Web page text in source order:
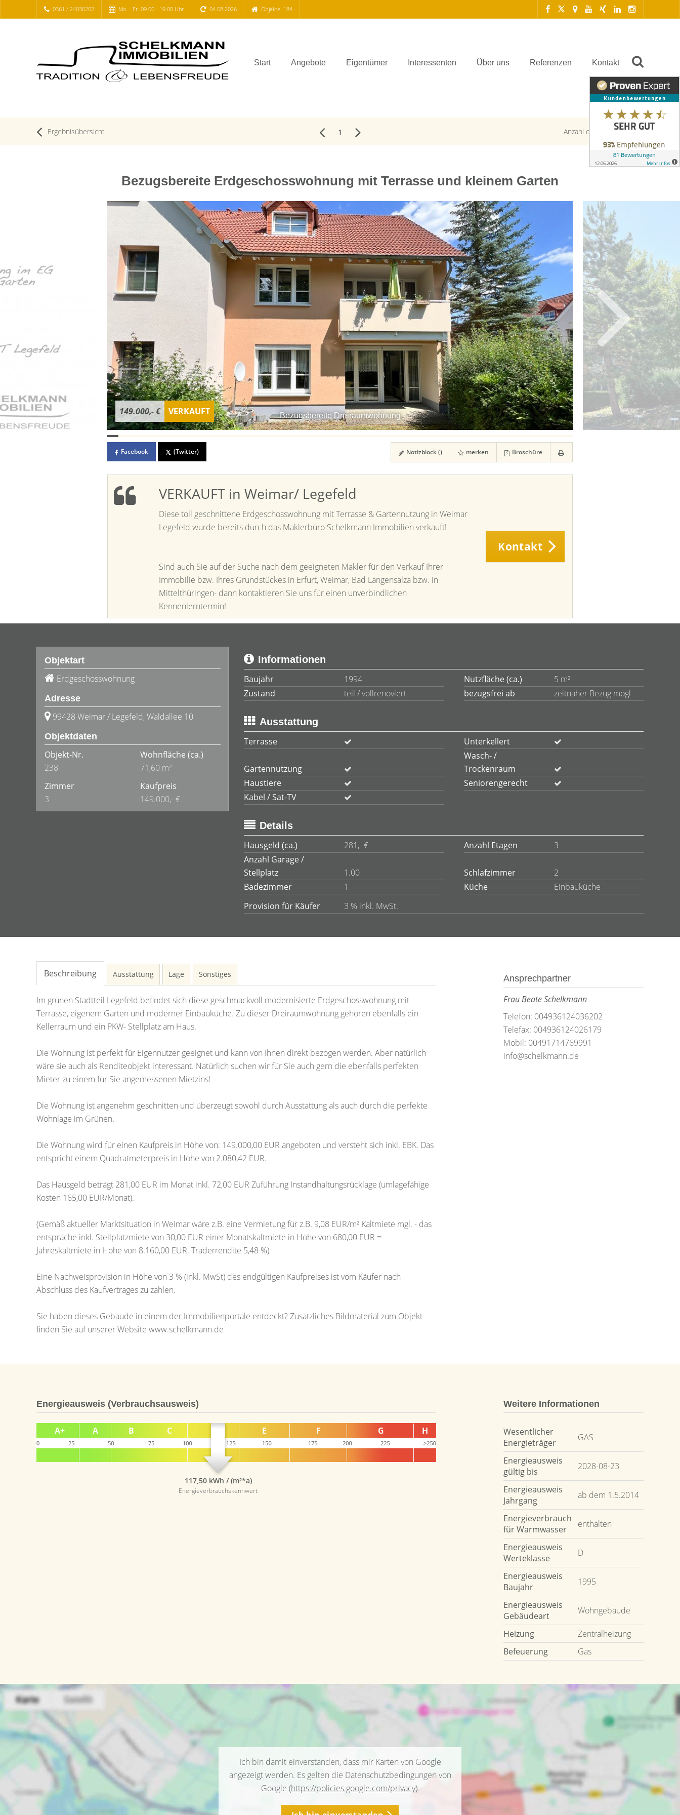
0361 / 24036202 Mo. - Fr. 09.00 - 19.00 Uhr 04.08.2026 Objekte: 184
Start Angebote Eigentümer Interessenten Über uns Referenzen Kontakt
Ergebnisübersicht 1 Anzahl der Objekte: 1 | 1
Bezugsbereite Erdgeschosswohnung mit Terrasse und kleinem Garten
Bezugsbereite Dreiraumwohnung
149.000,- € VERKAUFT
Facebook (Twitter) Notizblock () merken Broschüre
VERKAUFT in Weimar/ Legefeld
Diese toll geschnittene Erdgeschosswohnung mit Terrasse & Gartennutzung in Weimar
Legefeld wurde bereits durch das Maklerbüro Schelkmann Immobilien verkauft!
Sind auch Sie auf der Suche nach dem geeigneten Makler für den Verkauf Ihrer
Immobilie bzw. Ihres Grundstückes in Erfurt, Weimar, Bad Langensalza bzw. in
Mittelthüringen- dann kontaktieren Sie uns für einen unverbindlichen
Kennenlerntermin!
Kontakt
Objektart
Erdgeschosswohnung
Adresse
99428 Weimar / Legefeld, Waldallee 10
Objektdaten
Objekt-Nr.
238
Wohnfläche (ca.)
71,60 m²
Zimmer
3
Kaufpreis
149.000,- €
Informationen
Baujahr
1994 Nutzfläche (ca.)
5 m²
Zustand
teil / vollrenoviert bezugsfrei ab zeitnaher Bezug mögl
Ausstattung
Terrasse
Unterkellert
Gartennutzung
Wasch- /
Trockenraum
Haustiere
Seniorengerecht
Kabel / Sat-TV
Details
Hausgeld (ca.)
281,- € Anzahl Etagen
3
Anzahl Garage /
Stellplatz
1.00 Schlafzimmer
2
Badezimmer
1 Küche
Einbauküche
Provision für Käufer
3 % inkl. MwSt.
Beschreibung Ausstattung Lage Sonstiges
Im grünen Stadtteil Legefeld befindet sich diese geschmackvoll modernisierte Erdgeschosswohnung mit
Terrasse, eigenem Garten und moderner Einbauküche. Zu dieser Dreiraumwohnung gehören ebenfalls ein
Kellerraum und ein PKW- Stellplatz am Haus.
Die Wohnung ist perfekt für Eigennutzer geeignet und kann von Ihnen direkt bezogen werden. Aber natürlich
wäre sie auch als Renditeobjekt interessant. Natürlich suchen wir für Sie auch gern die ebenfalls perfekten
Mieter zu einem für Sie angemessenen Mietzins!
Die Wohnung ist angenehm geschnitten und überzeugt sowohl durch Ausstattung als auch durch die perfekte
Wohnlage im Grünen.
Die Wohnung wird für einen Kaufpreis in Höhe von: 149.000,00 EUR angeboten und versteht sich inkl. EBK. Das
entspricht einem Quadratmeterpreis in Höhe von 2.080,42 EUR.
Das Hausgeld beträgt 281,00 EUR im Monat inkl. 72,00 EUR Zuführung Instandhaltungsrücklage (umlagefähige
Kosten 165,00 EUR/Monat).
(Gemäß aktueller Marktsituation in Weimar wäre z.B. eine Vermietung für z.B. 9,08 EUR/m² Kaltmiete mgl. - das
entspräche inkl. Stellplatzmiete von 30,00 EUR einer Monatskaltmiete in Höhe von 680,00 EUR =
Jahreskaltmiete in Höhe von 8.160,00 EUR. Traderrendite 5,48 %)
Eine Nachweisprovision in Höhe von 3 % (inkl. MwSt) des endgültigen Kaufpreises ist vom Käufer nach
Abschluss des Kaufvertrages zu zahlen.
Sie haben dieses Gebäude in einem der Immobilienportale entdeckt? Zusätzliches Bildmaterial zum Objekt
finden Sie auf unserer Website www.schelkmann.de
Ansprechpartner
Frau Beate Schelkmann
Telefon: 004936124036202
Telefax: 004936124026179
Mobil: 00491714769991
info@schelkmann.de
Energieausweis (Verbrauchsausweis)
117,50 kWh / (m²*a)
Energieverbrauchskennwert
Weitere Informationen
Wesentlicher
Energieträger
GAS
Energieausweis
gültig bis
2028-08-23
Energieausweis
Jahrgang
ab dem 1.5.2014
Energieverbrauch
für Warmwasser
enthalten
Energieausweis
Werteklasse
D
Energieausweis
Baujahr
1995
Energieausweis
Gebäudeart
Wohngebäude
Heizung
Zentralheizung
Befeuerung
Gas
Ich bin damit einverstanden, dass mir Karten von Google
angezeigt werden. Es gelten die Datenschutzbedingungen von
Google (https://policies.google.com/privacy).